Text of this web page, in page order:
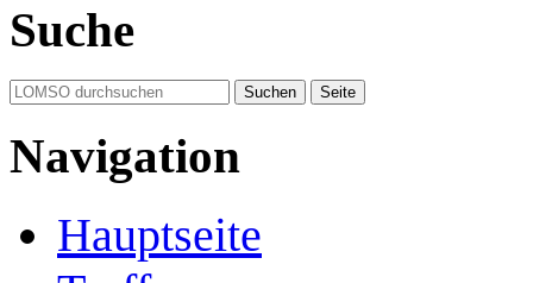
Suche
Navigation
Hauptseite